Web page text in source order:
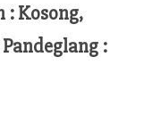
: Kosong,
: